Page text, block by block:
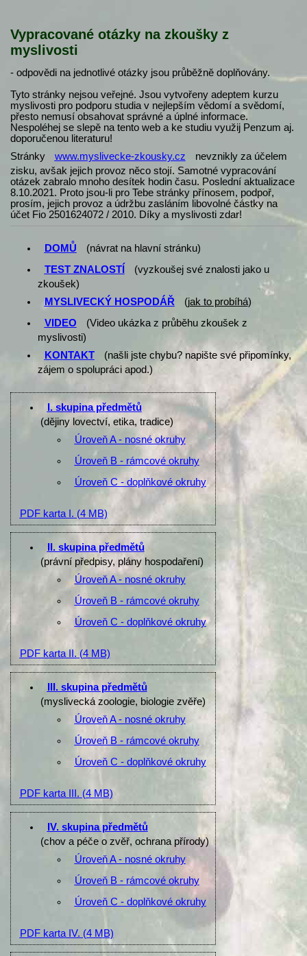
Vypracované otázky na zkoušky z
myslivosti
- odpovědi na jednotlivé otázky jsou průběžně doplňovány.
Tyto stránky nejsou veřejné. Jsou vytvořeny adeptem kurzu
myslivosti pro podporu studia v nejlepším vědomí a svědomí,
přesto nemusí obsahovat správné a úplné informace.
Nespoléhej se slepě na tento web a ke studiu využij Penzum aj.
doporučenou literaturu!
Stránky
www.myslivecke-zkousky.cz
nevznikly za účelem
zisku, avšak jejich provoz něco stojí. Samotné vypracování
otázek zabralo mnoho desítek hodin času. Poslední aktualizace
8.10.2021. Proto jsou-li pro Tebe stránky přínosem, podpoř,
prosím, jejich provoz a údržbu zasláním libovolné částky na
účet Fio 2501624072 / 2010. Díky a myslivosti zdar!
DOMŮ
(návrat na hlavní stránku)
TEST ZNALOSTÍ
(vyzkoušej své znalosti jako u
zkoušek)
MYSLIVECKÝ HOSPODÁŘ
(jak to probíhá)
VIDEO
(Video ukázka z průběhu zkoušek z
myslivosti)
KONTAKT
(našli jste chybu? napište své připomínky,
zájem o spolupráci apod.)
I. skupina předmětů
(dějiny lovectví, etika, tradice)
Úroveň A - nosné okruhy
Úroveň B - rámcové okruhy
Úroveň C - doplňkové okruhy
PDF karta I. (4 MB)
II. skupina předmětů
(právní předpisy, plány hospodaření)
Úroveň A - nosné okruhy
Úroveň B - rámcové okruhy
Úroveň C - doplňkové okruhy
PDF karta II. (4 MB)
III. skupina předmětů
(myslivecká zoologie, biologie zvěře)
Úroveň A - nosné okruhy
Úroveň B - rámcové okruhy
Úroveň C - doplňkové okruhy
PDF karta III. (4 MB)
IV. skupina předmětů
(chov a péče o zvěř, ochrana přírody)
Úroveň A - nosné okruhy
Úroveň B - rámcové okruhy
Úroveň C - doplňkové okruhy
PDF karta IV. (4 MB)